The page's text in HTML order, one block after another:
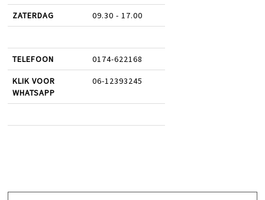
ZATERDAG 09.30 - 17.00
TELEFOON 0174-622168
KLIK VOOR
WHATSAPP
06-12393245